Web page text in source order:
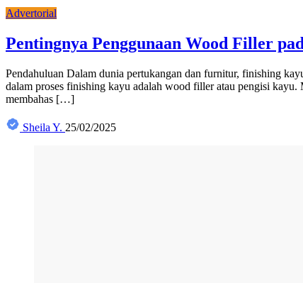
Advertorial
Pentingnya Penggunaan Wood Filler
Pendahuluan Dalam dunia pertukangan dan furnitur, finishing
dalam proses finishing kayu adalah wood filler atau pengisi
membahas […]
Sheila Y. 25/02/2025